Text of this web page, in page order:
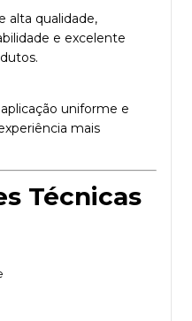
alta qualidade,
e excelente
uniforme e
mais
Técnicas